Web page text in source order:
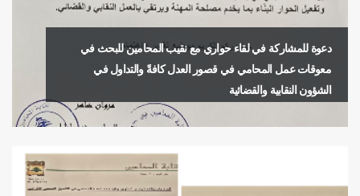
دعوة للمشاركة في لقاء حواري مع نقيب المحامين للبحث في
معوقات عمل المحامي في قصور العدل كافةً والتداول في
الشؤون النقابية والقضائية